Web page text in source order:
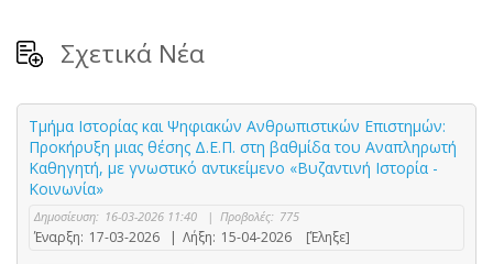
Σχετικά Νέα
Τμήμα Ιστορίας και Ψηφιακών Ανθρωπιστικών Επιστημών:
Προκήρυξη μιας θέσης Δ.Ε.Π. στη βαθμίδα του Αναπληρωτή
Καθηγητή, με γνωστικό αντικείμενο «Βυζαντινή Ιστορία -
Κοινωνία»
Δημοσίευση: 16-03-2026 11:40 | Προβολές: 775
Έναρξη: 17-03-2026 | Λήξη: 15-04-2026 [Έληξε]